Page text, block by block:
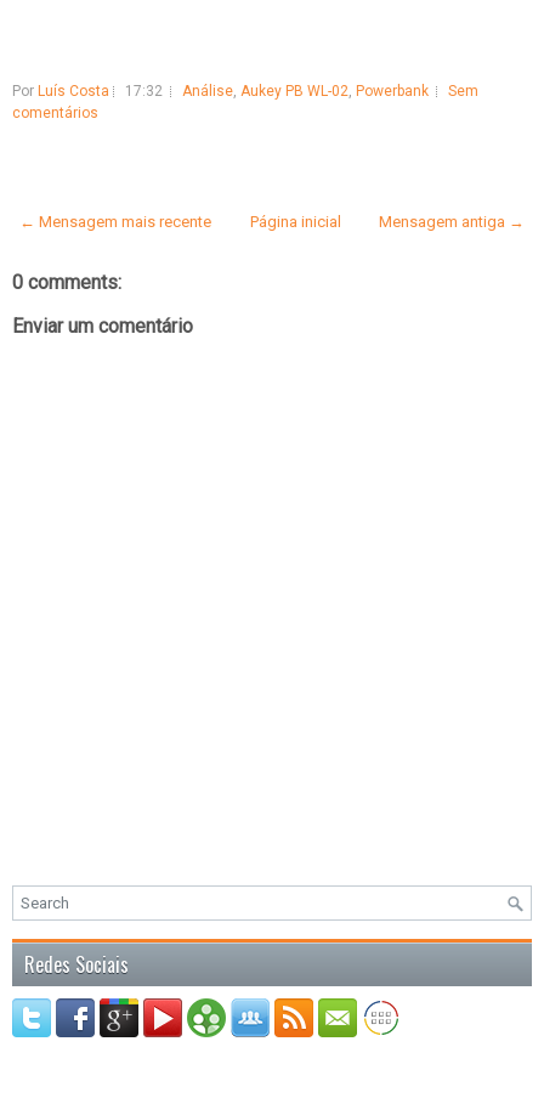
Por Luís Costa 17:32 Análise Aukey PB WL-02 Powerbank
Sem
comentários
← Mensagem mais recente Mensagem antiga →
Página inicial
0 comments:
Enviar um comentário
Redes Sociais